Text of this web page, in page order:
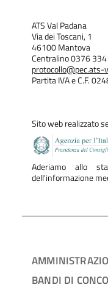
ATS Val Padana
Via dei Toscani, 1
46100 Mantova
Centralino 0376
protocollo@pec.ats-
Partita IVA e C.F.
Sito web realizzato
Aderiamo allo
dell'informazione
BANDI DI